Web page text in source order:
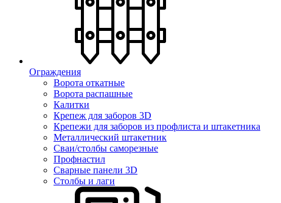
Ограждения
Ворота откатные
Ворота распашные
Калитки
Крепеж для заборов 3D
Крепежи для заборов из профлиста и штакетника
Металлический штакетник
Сваи/столбы саморезные
Профнастил
Сварные панели 3D
Столбы и лаги